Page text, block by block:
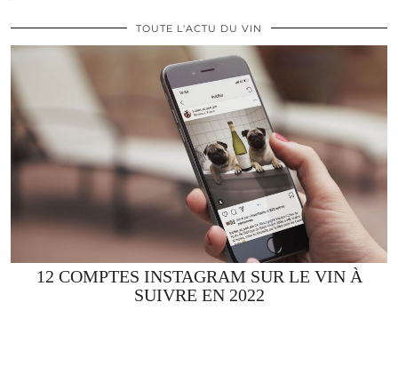
TOUTE L'ACTU DU VIN
12 COMPTES INSTAGRAM SUR LE VIN À
SUIVRE EN 2022